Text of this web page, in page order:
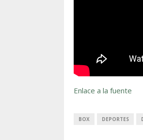
Enlace a la fuente
BOX DEPORTES